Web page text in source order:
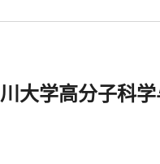
大学高分子科